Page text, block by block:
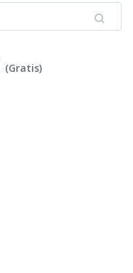
(Gratis)